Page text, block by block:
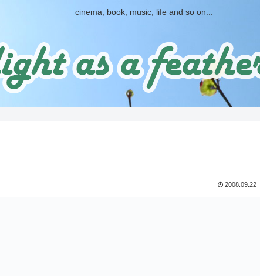
cinema, book, music, life and so on...
2008.09.22